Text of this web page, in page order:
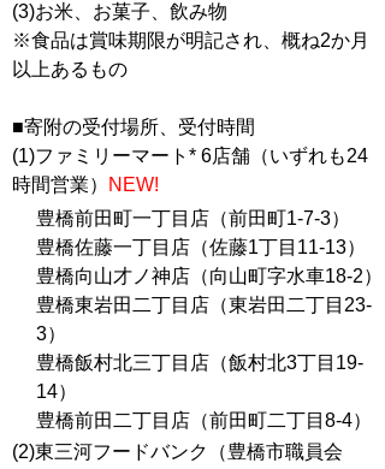
(3)お米、お菓子、飲み物
※食品は賞味期限が明記され、概ね2か月
以上あるもの
■寄附の受付場所、受付時間
(1)ファミリーマート* 6店舗（いずれも24
時間営業）
NEW!
豊橋前田町一丁目店（前田町1-7-3）
豊橋佐藤一丁目店（佐藤1丁目11-13）
豊橋向山才ノ神店（向山町字水車18-2）
豊橋東岩田二丁目店（東岩田二丁目23-
3）
豊橋飯村北三丁目店（飯村北3丁目19-
14）
豊橋前田二丁目店（前田町二丁目8-4）
(2)東三河フードバンク（豊橋市職員会